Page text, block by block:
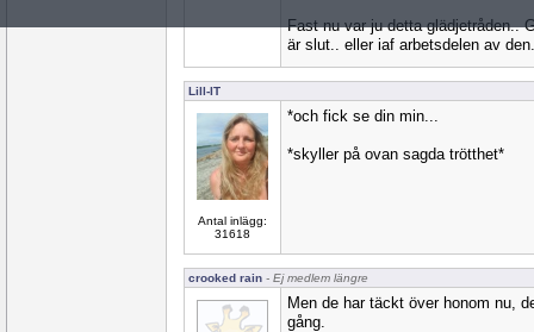
Fast nu var ju detta glädjetråden..
är slut.. eller iaf arbetsdelen av
Lill-IT
Antal inlägg:
31618
*och fick se din min...
*skyller på ovan sagda trötthet*
crooked rain - Ej medlem längre
Men de har täckt över honom nu,
gång.